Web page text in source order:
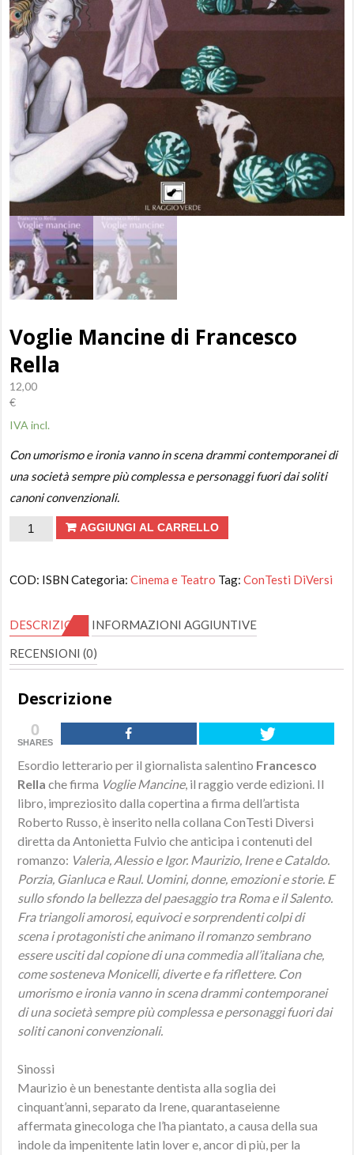
Voglie Mancine di Francesco
Rella
12,00
€
IVA incl.
Con umorismo e ironia vanno in scena drammi contemporanei di
una società sempre più complessa e personaggi fuori dai soliti
canoni convenzionali.
Voglie
quantità
AGGIUNGI AL CARRELLO
COD: ISBN Categoria:Cinema e Teatro Tag:ConTesti DiVersi
DESCRIZIONE
INFORMAZIONI AGGIUNTIVE
RECENSIONI (0)
Descrizione
0
SHARES
Esordio letterario per il giornalista salentino Francesco
Rellache firma Voglie Mancine, il raggio verde edizioni. Il
libro, impreziosito dalla copertina a firma dell’artista
Roberto Russo, è inserito nella collana ConTesti Diversi
diretta da Antonietta Fulvio che anticipa i contenuti del
romanzo: Valeria, Alessio e Igor. Maurizio, Irene e Cataldo.
Porzia, Gianluca e Raul. Uomini, donne, emozioni e storie. E
sullo sfondo la bellezza del paesaggio tra Roma e il Salento.
Fra triangoli amorosi, equivoci e sorprendenti colpi di
scena i protagonisti che animano il romanzo sembrano
essere usciti dal copione di una commedia all’italiana che,
come sosteneva Monicelli, diverte e fa riflettere. Con
umorismo e ironia vanno in scena drammi contemporanei
di una società sempre più complessa e personaggi fuori dai
soliti canoni convenzionali.
Sinossi
Maurizio è un benestante dentista alla soglia dei
cinquant’anni, separato da Irene, quarantaseienne
affermata ginecologa che l’ha piantato, a causa della sua
indole da impenitente latin lover e, ancor di più, per la